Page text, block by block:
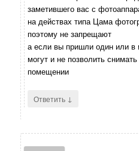
заметившего вас с
на действах типа Цама
поэтому не запрещают
а если вы пришли один или в
могут и не позволить
помещении
Ответить ↓